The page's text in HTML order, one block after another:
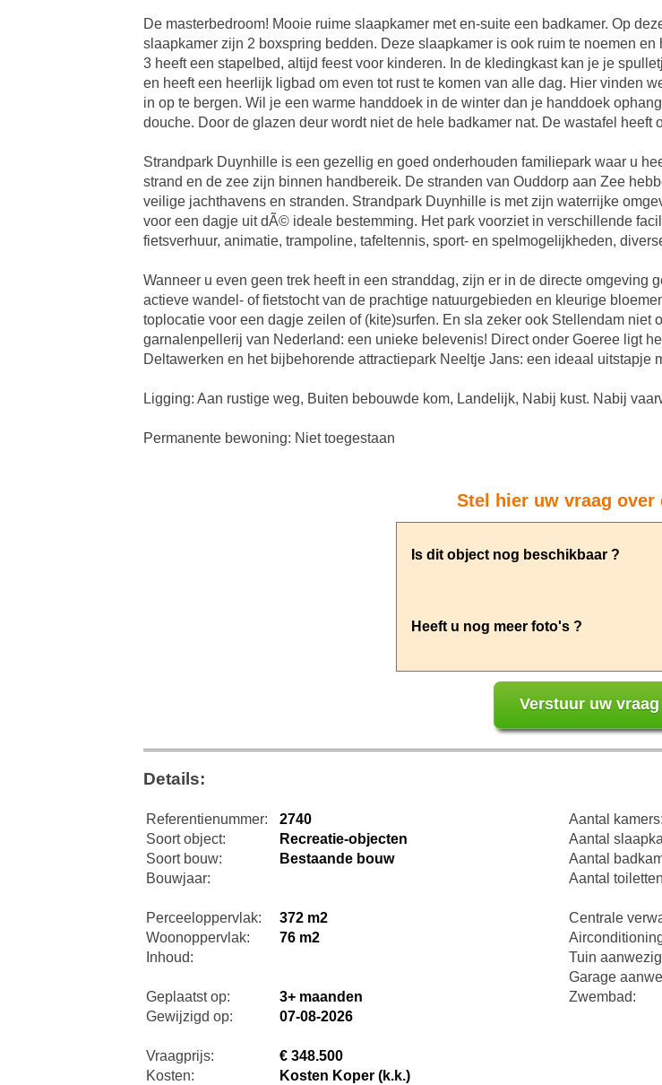
De masterbedroom! Mooie ruime slaapkamer met en-suite een badkamer. Op
slaapkamer zijn 2 boxspring bedden. Deze slaapkamer is ook ruim te noemen
3 heeft een stapelbed, altijd feest voor kinderen. In de kledingkast kan je je
en heeft een heerlijk ligbad om even tot rust te komen van alle dag. Hier vinden
in op te bergen. Wil je een warme handdoek in de winter dan je handdoek
douche. Door de glazen deur wordt niet de hele badkamer nat. De wastafel
Strandpark Duynhille is een gezellig en goed onderhouden familiepark waar u
strand en de zee zijn binnen handbereik. De stranden van Ouddorp aan Zee
veilige jachthavens en stranden. Strandpark Duynhille is met zijn waterrijke
voor een dagje uit dÃ© ideale bestemming. Het park voorziet in verschillende
fietsverhuur, animatie, trampoline, tafeltennis, sport- en spelmogelijkheden,
Wanneer u even geen trek heeft in een stranddag, zijn er in de directe
actieve wandel- of fietstocht van de prachtige natuurgebieden en kleurige
toplocatie voor een dagje zeilen of (kite)surfen. En sla zeker ook Stellendam
garnalenpellerij van Nederland: een unieke belevenis! Direct onder Goeree ligt
Deltawerken en het bijbehorende attractiepark Neeltje Jans: een ideaal uitstapje
Ligging: Aan rustige weg, Buiten bebouwde kom, Landelijk, Nabij kust. Nabij
Permanente bewoning: Niet toegestaan
Stel hier uw vraag over
Details:
Referentienummer:
2740
Soort object:
Recreatie-objecten
Soort bouw:
Bestaande bouw
Bouwjaar:
Perceeloppervlak:
372 m2
Woonoppervlak:
76 m2
Inhoud:
Geplaatst op:
3+ maanden
Gewijzigd op:
07-08-2026
Vraagprijs:
€ 348.500
Kosten:
Kosten Koper (k.k.)
Aantal kamers:
Aantal
Aantal
Aantal
Centrale
Tuin
Garage
Zwembad: